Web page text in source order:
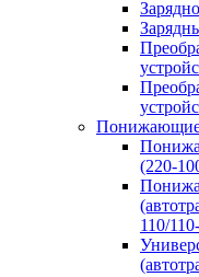
Понижающие
(220-
110/